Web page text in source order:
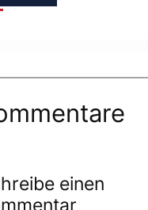
einen